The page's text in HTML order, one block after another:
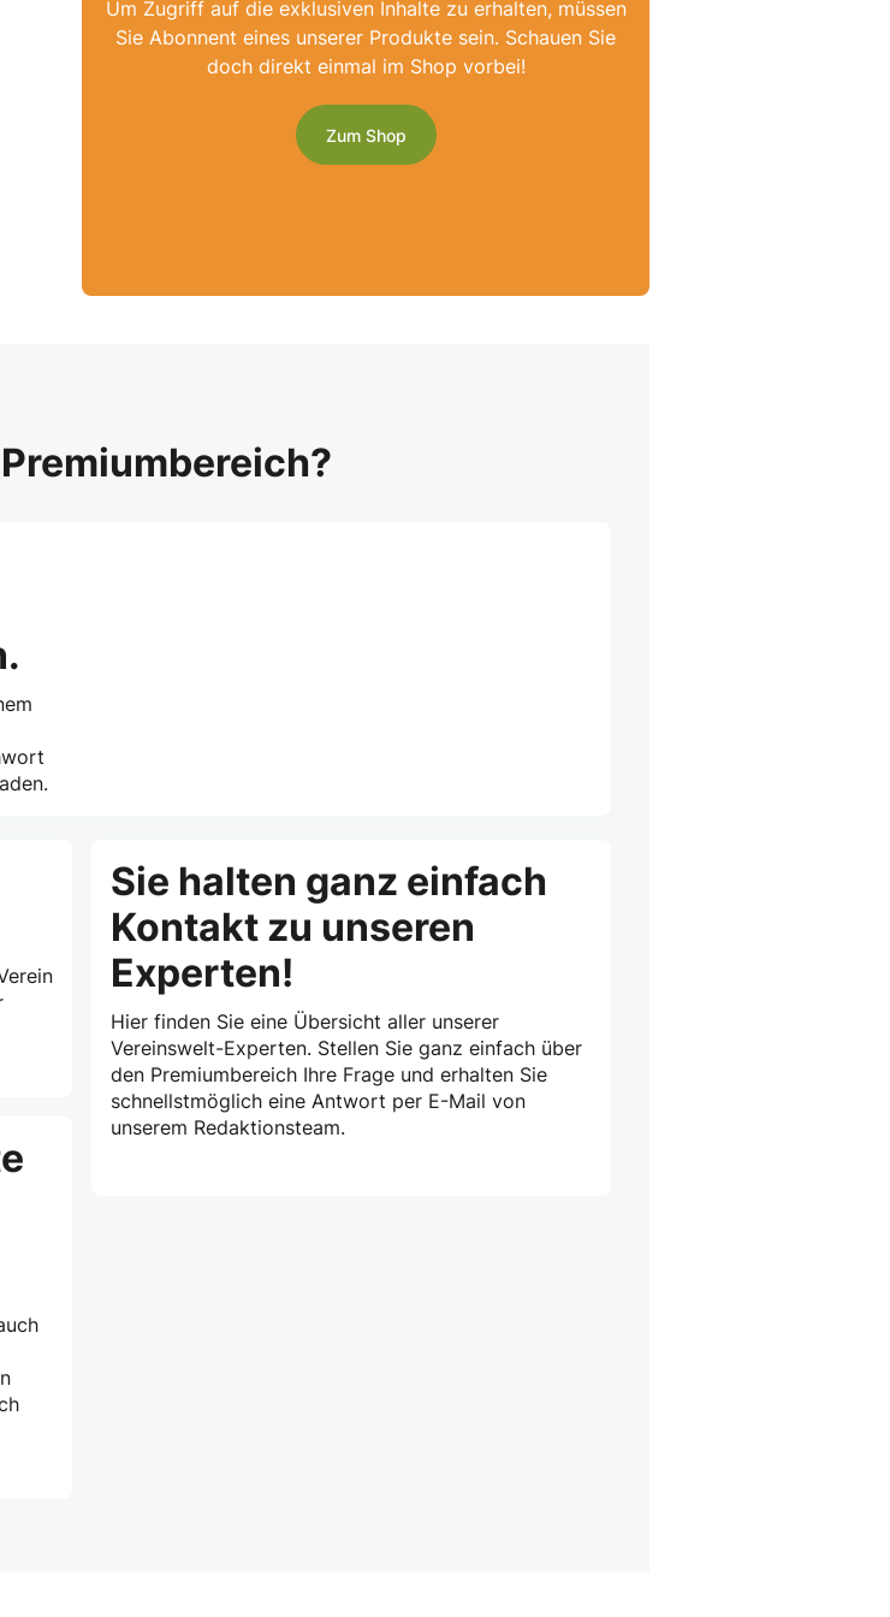
Um Zugriff auf die exklusiven Inhalte zu erhalten, müssen
Sie Abonnent eines unserer Produkte sein. Schauen Sie
doch direkt einmal im Shop vorbei!
Zum Shop
Sie halten ganz einfach
Kontakt zu unseren
Experten!
Hier finden Sie eine Übersicht aller unserer
Vereinswelt-Experten. Stellen Sie ganz einfach über
den Premiumbereich Ihre Frage und erhalten Sie
schnellstmöglich eine Antwort per E-Mail von
unserem Redaktionsteam.